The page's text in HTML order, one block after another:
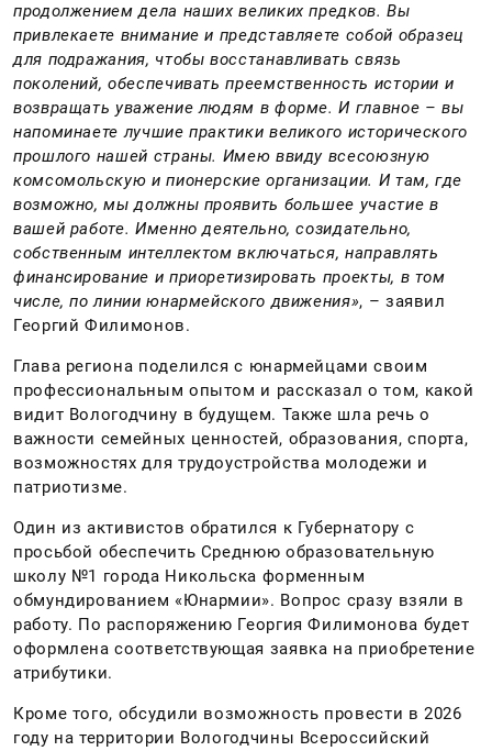
продолжением дела наших великих предков. Вы
привлекаете внимание и представляете собой образец
для подражания, чтобы восстанавливать связь
поколений, обеспечивать преемственность истории и
возвращать уважение людям в форме. И главное – вы
напоминаете лучшие практики великого исторического
прошлого нашей страны. Имею ввиду всесоюзную
комсомольскую и пионерские организации. И там, где
возможно, мы должны проявить большее участие в
вашей работе. Именно деятельно, созидательно,
собственным интеллектом включаться, направлять
финансирование и приоретизировать проекты, в том
числе, по линии юнармейского движения», – заявил
Георгий Филимонов.
Глава региона поделился с юнармейцами своим
профессиональным опытом и рассказал о том, какой
видит Вологодчину в будущем. Также шла речь о
важности семейных ценностей, образования, спорта,
возможностях для трудоустройства молодежи и
патриотизме.
Один из активистов обратился к Губернатору с
просьбой обеспечить Среднюю образовательную
школу №1 города Никольска форменным
обмундированием «Юнармии». Вопрос сразу взяли в
работу. По распоряжению Георгия Филимонова будет
оформлена соответствующая заявка на приобретение
атрибутики.
Кроме того, обсудили возможность провести в 2026
году на территории Вологодчины Всероссийский